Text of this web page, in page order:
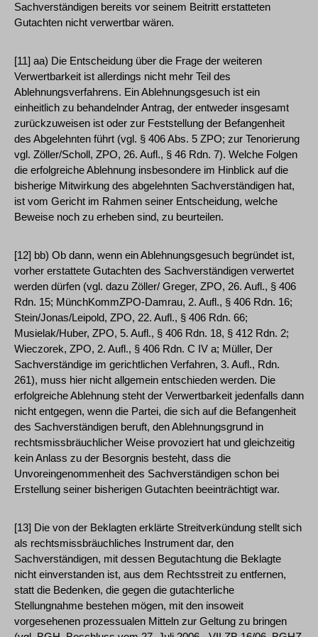
Sachverständigen bereits vor seinem Beitritt erstatteten
Gutachten nicht verwertbar wären.
[11] aa) Die Entscheidung über die Frage der weiteren
Verwertbarkeit ist allerdings nicht mehr Teil des
Ablehnungsverfahrens. Ein Ablehnungsgesuch ist ein
einheitlich zu behandelnder Antrag, der entweder insgesamt
zurückzuweisen ist oder zur Feststellung der Befangenheit
des Abgelehnten führt (vgl. § 406 Abs. 5 ZPO; zur Tenorierung
vgl. Zöller/Scholl, ZPO, 26. Aufl., § 46 Rdn. 7). Welche Folgen
die erfolgreiche Ablehnung insbesondere im Hinblick auf die
bisherige Mitwirkung des abgelehnten Sachverständigen hat,
ist vom Gericht im Rahmen seiner Entscheidung, welche
Beweise noch zu erheben sind, zu beurteilen.
[12] bb) Ob dann, wenn ein Ablehnungsgesuch begründet ist,
vorher erstattete Gutachten des Sachverständigen verwertet
werden dürfen (vgl. dazu Zöller/ Greger, ZPO, 26. Aufl., § 406
Rdn. 15; MünchKommZPO-Damrau, 2. Aufl., § 406 Rdn. 16;
Stein/Jonas/Leipold, ZPO, 22. Aufl., § 406 Rdn. 66;
Musielak/Huber, ZPO, 5. Aufl., § 406 Rdn. 18, § 412 Rdn. 2;
Wieczorek, ZPO, 2. Aufl., § 406 Rdn. C IV a; Müller, Der
Sachverständige im gerichtlichen Verfahren, 3. Aufl., Rdn.
261), muss hier nicht allgemein entschieden werden. Die
erfolgreiche Ablehnung steht der Verwertbarkeit jedenfalls dann
nicht entgegen, wenn die Partei, die sich auf die Befangenheit
des Sachverständigen beruft, den Ablehnungsgrund in
rechtsmissbräuchlicher Weise provoziert hat und gleichzeitig
kein Anlass zu der Besorgnis besteht, dass die
Unvoreingenommenheit des Sachverständigen schon bei
Erstellung seiner bisherigen Gutachten beeinträchtigt war.
[13] Die von der Beklagten erklärte Streitverkündung stellt sich
als rechtsmissbräuchliches Instrument dar, den
Sachverständigen, mit dessen Begutachtung die Beklagte
nicht einverstanden ist, aus dem Rechtsstreit zu entfernen,
statt die Bedenken, die gegen die gutachterliche
Stellungnahme bestehen mögen, mit den insoweit
vorgesehenen prozessualen Mitteln zur Geltung zu bringen